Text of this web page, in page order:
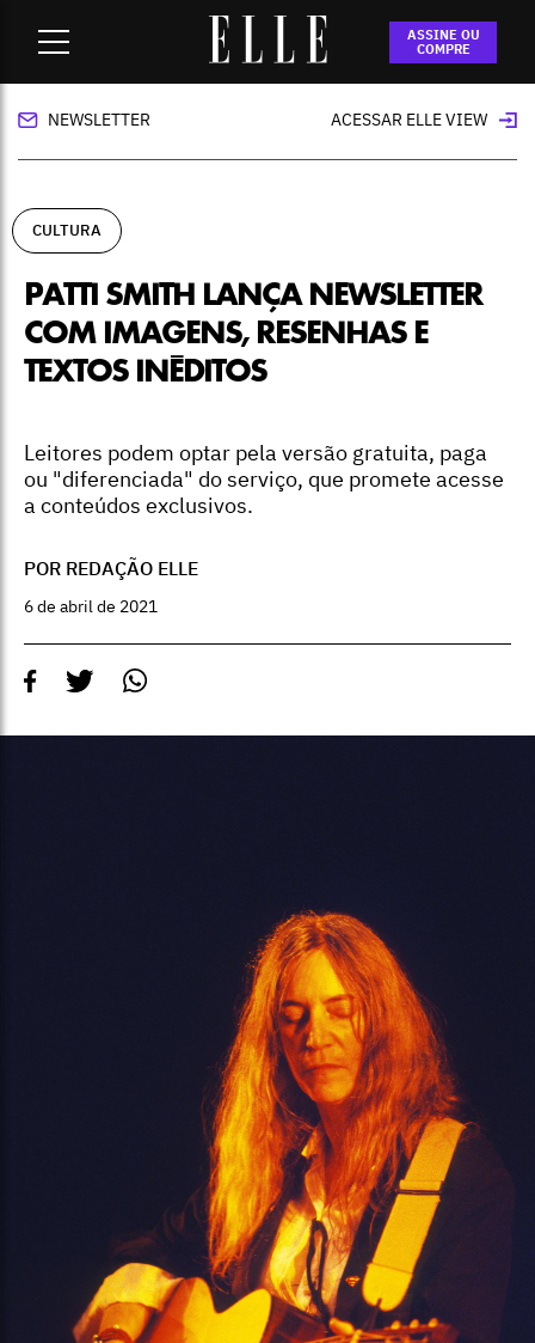
ASSINE OU
COMPRE
Patti Smith lança newsletter com imagens,
resenhas e textos inéditos
NEWSLETTER ACESSAR ELLE VIEW
CULTURA
PATTI SMITH LANÇA NEWSLETTER
COM IMAGENS, RESENHAS E
TEXTOS INÉDITOS
Leitores podem optar pela versão gratuita, paga
ou "diferenciada" do serviço, que promete acesse
a conteúdos exclusivos.
POR REDAÇÃO ELLE
6 de abril de 2021